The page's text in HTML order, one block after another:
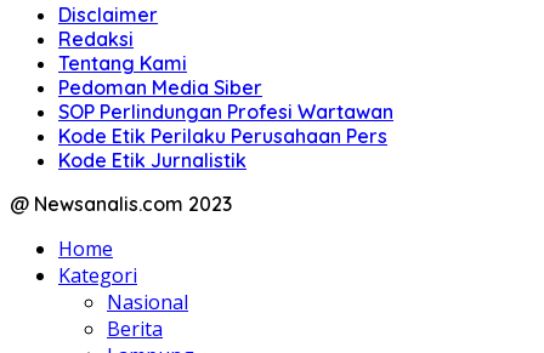
Disclaimer
Redaksi
Tentang Kami
Pedoman Media Siber
SOP Perlindungan Profesi Wartawan
Kode Etik Perilaku Perusahaan Pers
Kode Etik Jurnalistik
@ Newsanalis.com 2023
Home
Kategori
Nasional
Berita